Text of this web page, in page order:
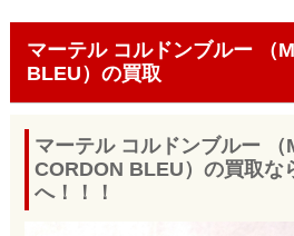
マーテル コルドンブルー （
BLEU）の買取
マーテル コルドンブルー
CORDON BLEU）の買取な
へ！！！